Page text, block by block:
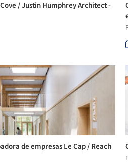
/ Justin Humphrey Architect -
de empresas Le Cap / Reach